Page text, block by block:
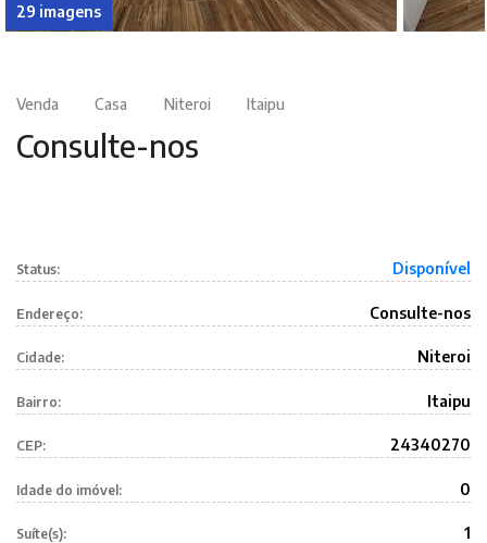
29 imagens
Venda Casa Niteroi Itaipu
Consulte-nos
Status: Disponível
Endereço: Consulte-nos
Cidade: Niteroi
Bairro: Itaipu
CEP: 24340270
Idade do imóvel: 0
Suíte(s): 1